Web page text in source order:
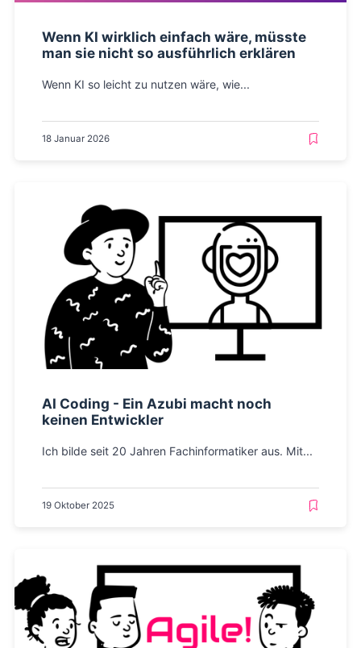
Wenn KI wirklich einfach wäre, müsste
man sie nicht so ausführlich erklären
Wenn KI so leicht zu nutzen wäre, wie...
18 Januar 2026
AI Coding - Ein Azubi macht noch
keinen Entwickler
Ich bilde seit 20 Jahren Fachinformatiker aus. Mit...
19 Oktober 2025